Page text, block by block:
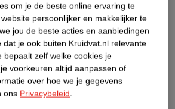
Dit product heeft (nog) geen Nature
Impact Score.
Meer informatie
om je de beste online ervaring te
persoonlijker en makkelijker te
jou de beste acties en aanbiedingen
je ook buiten Kruidvat.nl relevante
bepaalt zelf welke cookies je
voorkeuren altijd aanpassen of
over hoe we je gegevens
ons Privacybeleid.